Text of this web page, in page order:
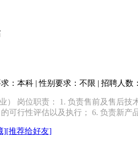
：本科 | 性别要求：不限 | 招聘人数
） 岗位职责： 1. 负责售前及售后
可行性评估以及执行； 6. 负责新产
][推荐给好友]